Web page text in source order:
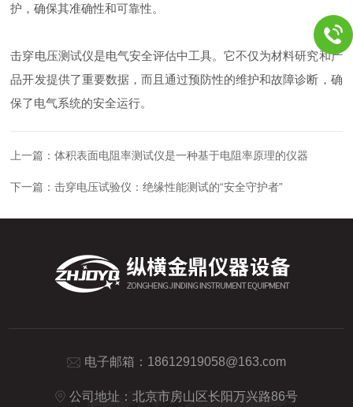
护，确保其准确性和可靠性。
击穿电压测试仪是电气安全评估中工具。它不仅为材料研究和产
品开发提供了重要数据，而且通过预防性的维护和故障诊断，确
保了电气系统的安全运行。
上一篇：体积表面电阻率测试仪是一种基于电阻率原理的仪器
下一篇：击穿电压试验仪：绝缘性能测试的“安全守护者”
电子邮箱： 18612919058@163.com
公司地址：北京市房山区长阳万兴路86号